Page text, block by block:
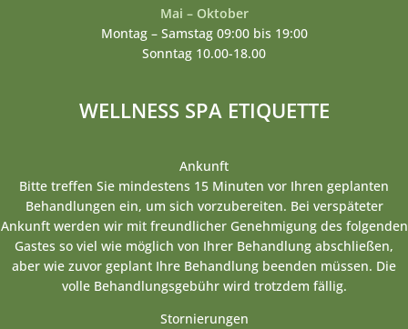
Mai – Oktober
Montag – Samstag 09:00 bis 19:00
Sonntag 10.00-18.00
WELLNESS SPA ETIQUETTE
Ankunft
Bitte treffen Sie mindestens 15 Minuten vor Ihren geplanten
Behandlungen ein, um sich vorzubereiten. Bei verspäteter
Ankunft werden wir mit freundlicher Genehmigung des folgenden
Gastes so viel wie möglich von Ihrer Behandlung abschließen,
aber wie zuvor geplant Ihre Behandlung beenden müssen. Die
volle Behandlungsgebühr wird trotzdem fällig.
Stornierungen